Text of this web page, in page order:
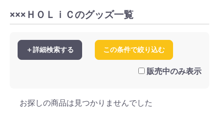
×××ＨＯＬｉＣのグッズ一覧
＋詳細検索する この条件で絞り込む
販売中のみ表示
お探しの商品は見つかりませんでした